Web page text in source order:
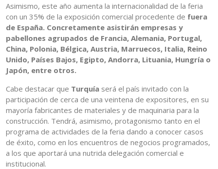
Asimismo, este año aumenta la internacionalidad de la feria
con un 35% de la exposición comercial procedente de fuera
de España. Concretamente asistirán empresas y
pabellones agrupados de Francia, Alemania, Portugal,
China, Polonia, Bélgica, Austria, Marruecos, Italia, Reino
Unido, Países Bajos, Egipto, Andorra, Lituania, Hungría o
Japón, entre otros.
Cabe destacar que Turquía será el país invitado con la
participación de cerca de una veintena de expositores, en su
mayoría fabricantes de materiales y de maquinaria para la
construcción. Tendrá, asimismo, protagonismo tanto en el
programa de actividades de la feria dando a conocer casos
de éxito, como en los encuentros de negocios programados,
a los que aportará una nutrida delegación comercial e
institucional.